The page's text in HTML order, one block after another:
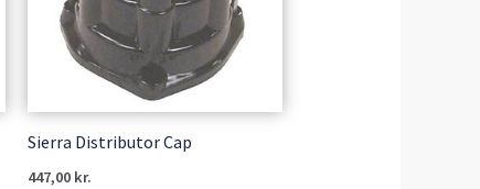
Sierra Distributor Cap
447,00 kr.